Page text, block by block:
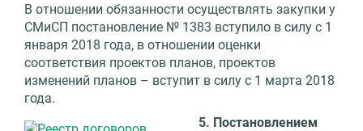
В отношении обязанности осуществлять закупки у
СМиСП постановление № 1383 вступило в силу с 1
января 2018 года, в отношении оценки
соответствия проектов планов, проектов
изменений планов – вступит в силу с 1 марта 2018
года.
5. Постановлением